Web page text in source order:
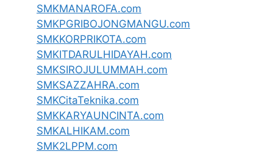
SMKMANAROFA.com
SMKPGRIBOJONGMANGU.com
SMKKORPRIKOTA.com
SMKITDARULHIDAYAH.com
SMKSIROJULUMMAH.com
SMKSAZZAHRA.com
SMKCitaTeknika.com
SMKKARYAUNCINTA.com
SMKALHIKAM.com
SMK2LPPM.com